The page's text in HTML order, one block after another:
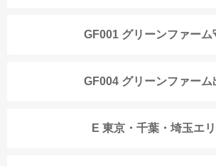
GF001 グリーンファーム
GF004 グリーンファーム
E 東京・千葉・埼玉エ